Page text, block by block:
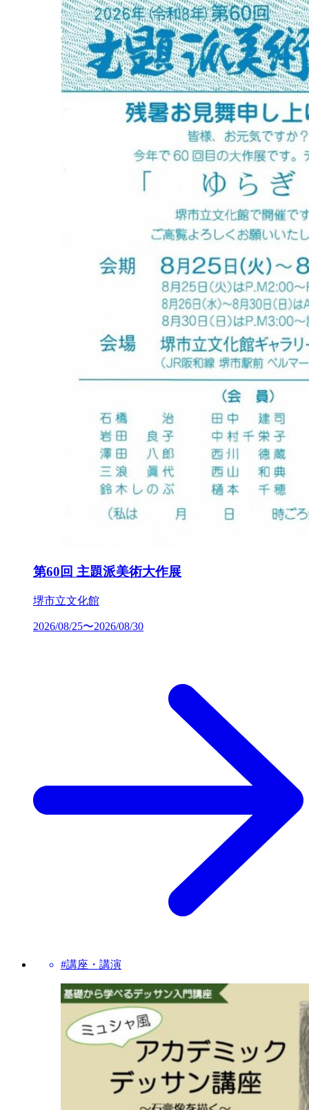
第60回 主題派美術大作展
堺市立文化館
2026/08/25〜2026/08/30
#講座・講演